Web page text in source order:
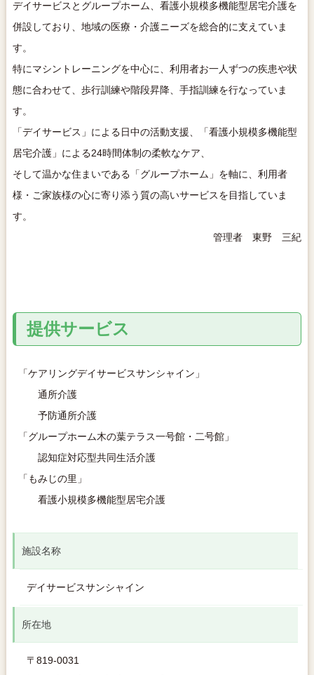
デイサービスとグループホーム、看護小規模多機能型居宅介護を
併設しており、地域の医療・介護ニーズを総合的に支えていま
す。
特にマシントレーニングを中心に、利用者お一人ずつの疾患や状
態に合わせて、歩行訓練や階段昇降、手指訓練を行なっていま
す。
「デイサービス」による日中の活動支援、「看護小規模多機能型
居宅介護」による24時間体制の柔軟なケア、
そして温かな住まいである「グループホーム」を軸に、利用者
様・ご家族様の心に寄り添う質の高いサービスを目指していま
す。
管理者 東野 三紀
提供サービス
「ケアリングデイサービスサンシャイン」
通所介護
予防通所介護
「グループホーム木の葉テラス一号館・二号館」
認知症対応型共同生活介護
「もみじの里」
看護小規模多機能型居宅介護
施設名称
デイサービスサンシャイン
所在地
〒819-0031